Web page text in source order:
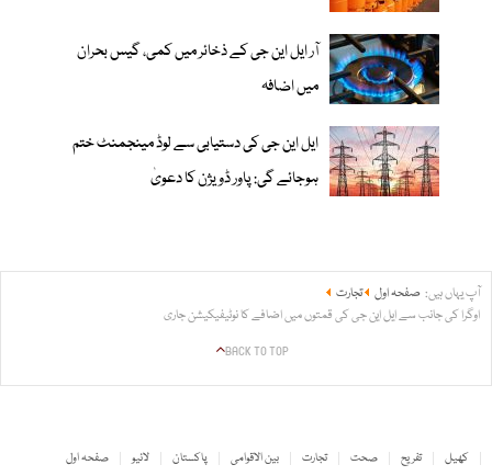
آر ایل این جی کے ذخائر میں کمی، گیس بحران
میں اضافہ
ایل این جی کی دستیابی سے لوڈ مینجمنٹ ختم
ہوجائے گی: پاور ڈویژن کا دعویٰ
آپ یہاں ہیں: صفحہ اول
تجارت
اوگرا کی جانب سے ایل این جی کی قمتوں میں اضافے کا نوٹیفیکیشن جاری
BACK TO TOP
صفحہ اول لائیو پاکستان بین الاقوامی تجارت صحت تفریح کھیل